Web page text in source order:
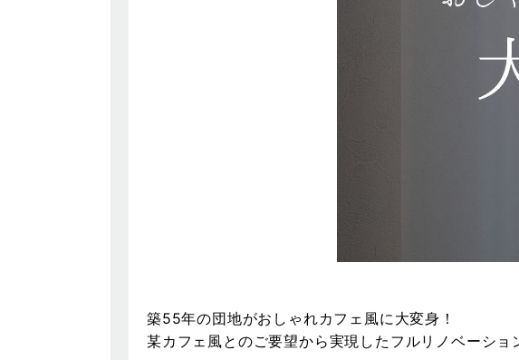
築55年の団地がおしゃれカフェ風に大変身！
某カフェ風とのご要望から実現したフルリノベーショ